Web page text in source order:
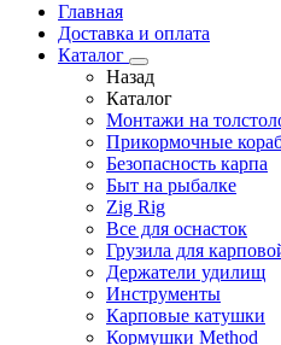
Главная
Доставка и оплата
Каталог
Назад
Каталог
Монтажи на
Прикормочные
Безопасность карпа
Быт на рыбалке
Zig Rig
Все для оснасток
Грузила для
Держатели удилищ
Инструменты
Карповые катушки
Кормушки Method